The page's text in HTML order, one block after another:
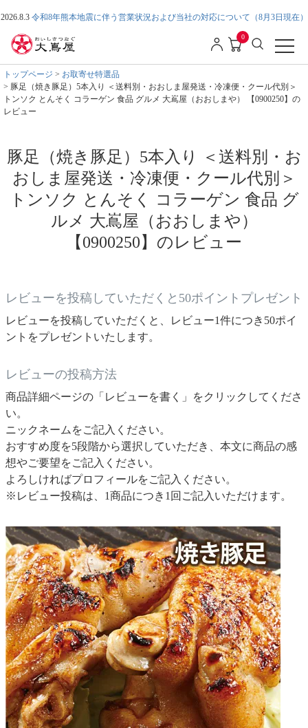
2026.8.3 令和8年熊本地震に伴う営業状況および当社の対応について（8月3日現在）
0
トップページ
お取寄せ特選品
豚足（焼き豚足）5本入り ＜送料別・おおしま屋発送・冷凍便・クール代別＞
トンソク とんそく コラーゲン 食品 グルメ 大嶌屋（おおしまや） 【0900250】の
レビュー
豚足（焼き豚足）5本入り ＜送料別・お
おしま屋発送・冷凍便・クール代別＞
トンソク とんそく コラーゲン 食品 グ
ルメ 大嶌屋（おおしまや）
【0900250】のレビュー
レビューを投稿していただくと50ポイントプレゼント
レビューを投稿していただくと、レビュー1件につき50ポイ
ントをプレゼントいたします。
レビューの投稿方法
商品詳細ページの「レビューを書く」をクリックしてくださ
い。
ニックネームをご記入ください。
おすすめ度を5段階から選択していただき、本文に商品の感
想やご要望をご記入ください。
よろしければプロフィールをご記入ください。
※レビュー投稿は、1商品につき1回ご記入いただけます。